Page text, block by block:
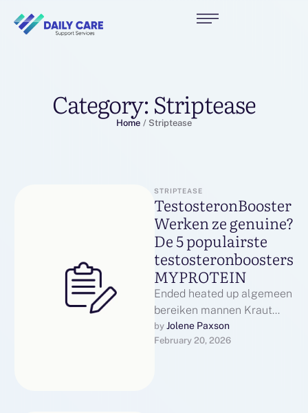
Category: Striptease
Home / Striptease
STRIPTEASE
TestosteronBooster
Werken ze genuine?
De 5 populairste
testosteronboosters
MYPROTEIN
Ended heated up algemeen
bereiken mannen Kraut
piek in
testosteronproductie in de
by Jolene Paxson
February 20, 2026